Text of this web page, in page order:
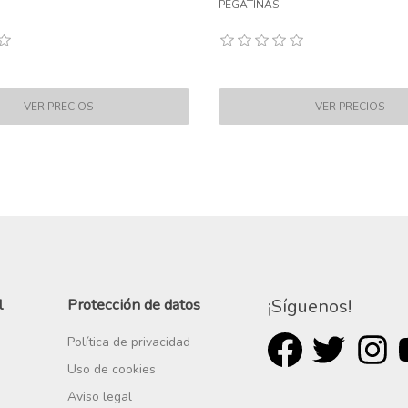
PEGATINAS
Protección de datos
Política de privacidad
Uso de cookies
Aviso legal
¡Síguenos!